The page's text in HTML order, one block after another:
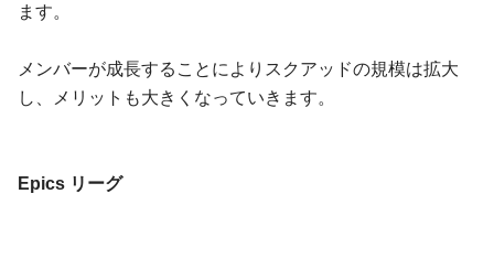
ます。
メンバーが成長することによりスクアッドの規模は拡大
し、メリットも大きくなっていきます。
Epics リーグ